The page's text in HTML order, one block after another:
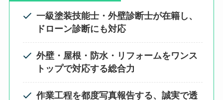
一級塗装技能士・外壁診断士が在籍し、
ドローン診断にも対応
外壁・屋根・防水・リフォームをワンス
トップで対応する総合力
作業工程を都度写真報告する、誠実で透